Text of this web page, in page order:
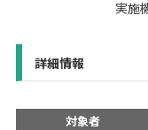
実施
詳細情報
対象者